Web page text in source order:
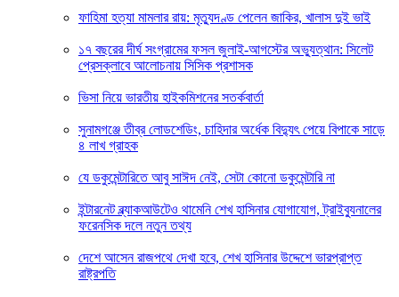
ফাহিমা হত্যা মামলার রায়: মৃত্যুদণ্ড পেলেন জাকির, খালাস দুই ভাই
১৭ বছরের দীর্ঘ সংগ্রামের ফসল জুলাই-আগস্টের অভ্যুত্থান: সিলেট
প্রেসক্লাবে আলোচনায় সিসিক প্রশাসক
ভিসা নিয়ে ভারতীয় হাইকমিশনের সতর্কবার্তা
সুনামগঞ্জে তীব্র লোডশেডিং, চাহিদার অর্ধেক বিদ্যুৎ পেয়ে বিপাকে সাড়ে
৪ লাখ গ্রাহক
যে ডকুমেন্টারিতে আবু সাঈদ নেই, সেটা কোনো ডকুমেন্টারি না
ইন্টারনেট ব্ল্যাকআউটেও থামেনি শেখ হাসিনার যোগাযোগ, ট্রাইব্যুনালের
ফরেনসিক দলে নতুন তথ্য
দেশে আসেন রাজপথে দেখা হবে, শেখ হাসিনার উদ্দেশে ভারপ্রাপ্ত
রাষ্ট্রপতি